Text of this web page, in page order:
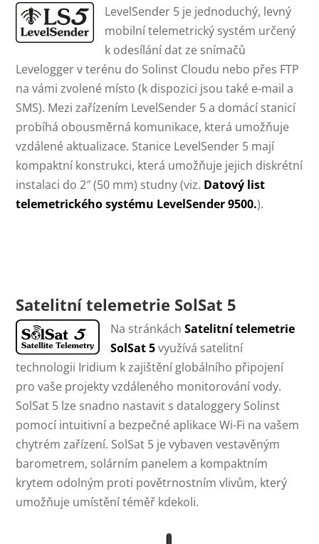
LevelSender 5 je jednoduchý, levný
mobilní telemetrický systém určený
k odesílání dat ze snímačů
Levelogger v terénu do Solinst Cloudu nebo přes FTP
na vámi zvolené místo (k dispozici jsou také e-mail a
SMS). Mezi zařízením LevelSender 5 a domácí stanicí
probíhá obousměrná komunikace, která umožňuje
vzdálené aktualizace. Stanice LevelSender 5 mají
kompaktní konstrukci, která umožňuje jejich diskrétní
instalaci do 2″ (50 mm) studny (viz. Datový list
telemetrického systému LevelSender 9500.).
Satelitní telemetrie SolSat 5
Na stránkáchSatelitní telemetrie
SolSat 5využívá satelitní
technologii Iridium k zajištění globálního připojení
pro vaše projekty vzdáleného monitorování vody.
SolSat 5 lze snadno nastavit s dataloggery Solinst
pomocí intuitivní a bezpečné aplikace Wi-Fi na vašem
chytrém zařízení. SolSat 5 je vybaven vestavěným
barometrem, solárním panelem a kompaktním
krytem odolným proti povětrnostním vlivům, který
umožňuje umístění téměř kdekoli.